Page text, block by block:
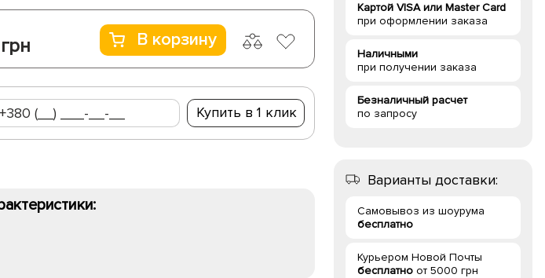
грн В корзину
Купить в 1 клик
Картой VISA или Master Card
при оформлении заказа
Наличными
при получении заказа
Безналичный расчет
по запросу
Варианты доставки:
Самовывоз из шоурума
бесплатно
Курьером Новой Почты
бесплатно от 5000 грн